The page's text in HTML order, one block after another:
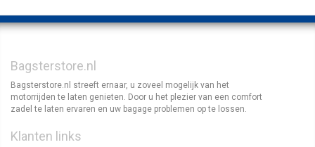
Bagsterstore.nl
Bagsterstore.nl streeft ernaar, u zoveel mogelijk van het
motorrijden te laten genieten. Door u het plezier van een comfort
zadel te laten ervaren en uw bagage problemen op te lossen.
Klanten links